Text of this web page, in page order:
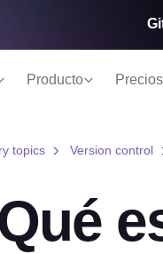
Producto Precios
topics Version control